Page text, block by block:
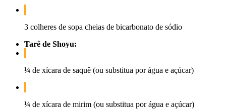
3 colheres de sopa cheias de bicarbonato de sódio
Tarê de Shoyu:
¼ de xícara de saquê (ou substitua por água e açúcar)
¼ de xícara de mirim (ou substitua por água e açúcar)